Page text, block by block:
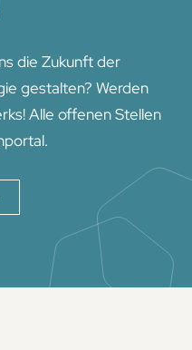
die Zukunft der
gestalten? Werden
Alle offenen Stellen